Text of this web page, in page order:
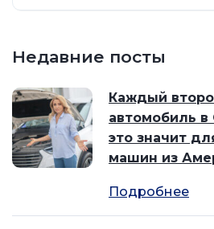
Недавние посты
Каждый
автомобиль
это значит
машин из
Подробнее